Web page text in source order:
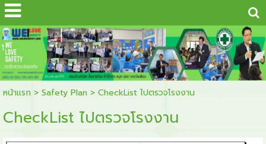
...
1
หน้าแรก > Safety Plan > CheckList ไปตรวจโรงงาน
CheckList ไปตรวจโรงงาน